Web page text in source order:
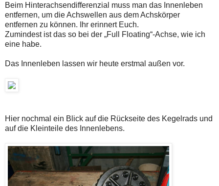
Beim Hinterachsendifferenzial muss man das Innenleben
entfernen, um die Achswellen aus dem Achskörper
entfernen zu können. Ihr erinnert Euch.
Zumindest ist das so bei der „Full Floating“-Achse, wie ich
eine habe.
Das Innenleben lassen wir heute erstmal außen vor.
Hier nochmal ein Blick auf die Rückseite des Kegelrads und
auf die Kleinteile des Innenlebens.